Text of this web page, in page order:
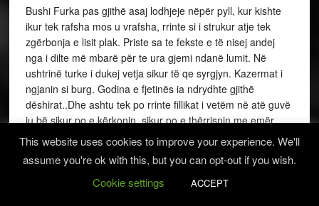
Bushi Furka pas gjithë asaj lodhjeje nëpër pyll, kur kishte
ikur tek rafsha mos u vrafsha, rrinte si i strukur atje tek
zgërbonja e lisit plak. Priste sa te fekste e të nisej andej
nga i dilte më mbarë për te ura gjemi ndanë lumit. Në
ushtrinë turke i dukej vetja sikur të qe syrgjyn. Kazermat i
ngjanin si burg. Godina e fjetinës ia ndrydhte gjithë
dëshirat..Dhe ashtu tek po rrinte fillikat i vetëm në atë guvë
iu bë sikur po e kërkonin, sikur po e thërrisnin me emër.
Për një çast u ngjeth dhe filloi të dyshonte se mos zabitët
do të kishin urdhëruar nizamë të taborit për ta gjetur kudo
që të ishte. Atë kohë shtrëngoi dyfekun nga gryka dhe
mbante veshët pipëz, për të kapur ndonjë fjalë. Po asgje
This website uses cookies to improve your experience. We'll
assume you're ok with this, but you can opt-out if you wish.
Cookie settings
ACCEPT